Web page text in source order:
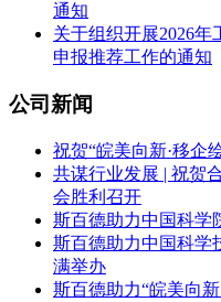
通知
关于组织开展2026
申报推荐工作的通知
公司新闻
祝贺“皖美向新·移企
共谋行业发展 | 祝贺
会胜利召开
斯百德助力中国科学
斯百德助力中国科学
满举办
斯百德助力“皖美向